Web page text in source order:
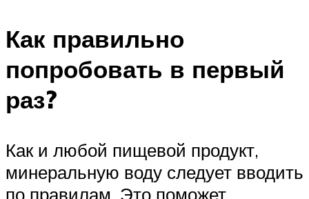
Как правильно
попробовать в первый
раз?
Как и любой пищевой продукт,
минеральную воду следует вводить
по правилам. Это поможет